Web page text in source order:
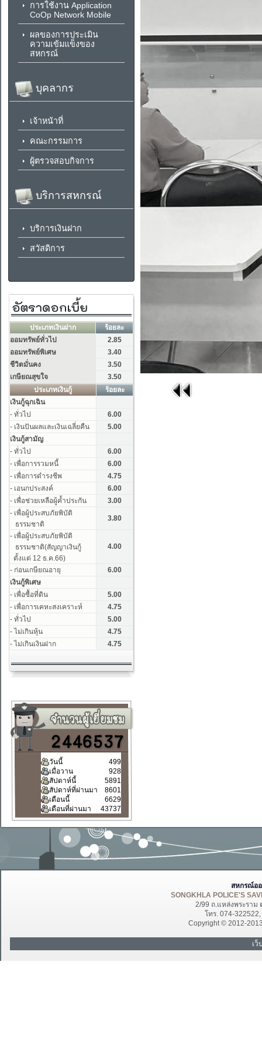
การใช้งาน Application
CoOp Network Mobile
ผลของการประเมิน
ความเข้มแข็งของ
สหกรณ์
บุคลากร
เจ้าหน้าที่
คณะกรรมการ
ผู้ตรวจสอบกิจการ
บริการสหกรณ์
บริการเงินฝาก
สวัสดิการ
วันนี้
499
เมื่อวาน
928
สัปดาห์นี้
5891
สัปดาห์ที่ผ่านมา
8601
เดือนนี้
6629
เดือนที่ผ่านมา
43737
สหกรณ์อ
SONGKHLA POLICE'S
2/99 ถ.แหล่งพระราม
โทร. 074-
Copyright © 2012-
เ